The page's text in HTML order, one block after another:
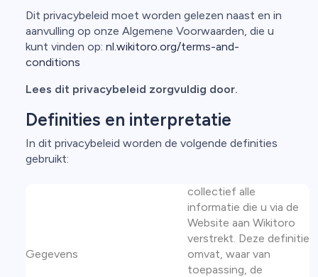
Dit privacybeleid moet worden gelezen naast en in
aanvulling op onze Algemene Voorwaarden, die u
kunt vinden op: nl.wikitoro.org/terms-and-
conditions
Lees dit privacybeleid zorgvuldig door.
Definities en interpretatie
In dit privacybeleid worden de volgende definities
gebruikt:
Gegevens
collectief alle
informatie die u via de
Website aan Wikitoro
verstrekt. Deze definitie
omvat, waar van
toepassing, de